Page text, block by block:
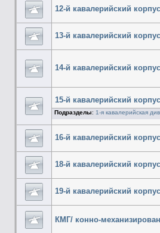
12-й кавалерийский корпус
13-й кавалерийский корпус
14-й кавалерийский корпус
15-й кавалерийский корпус
Подразделы: 1-я кавалерийская
16-й кавалерийский корпус
18-й кавалерийский корпус
19-й кавалерийский корпус
КМГ/ конно-